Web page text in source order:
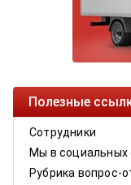
Полезные
Сотрудники
Мы в социальных
Рубрика вопрос-